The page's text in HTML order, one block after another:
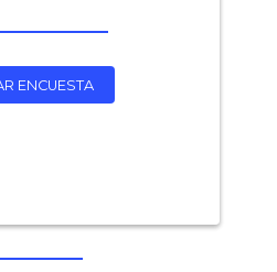
ENCUESTA